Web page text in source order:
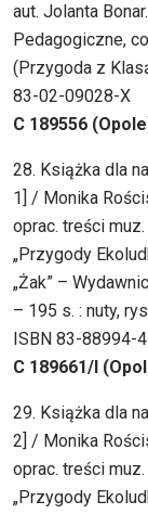
aut. Jolanta
Pedagogiczne,
(Przygoda z
83-02-09028-X
C 189556
28. Książka dla
1] / Monika
oprac. treści
„Przygody
„Żak” –
– 195 s. : nuty,
ISBN 83-88994-
C 189661/I
29. Książka dla
2] / Monika
oprac. treści
„Przygody